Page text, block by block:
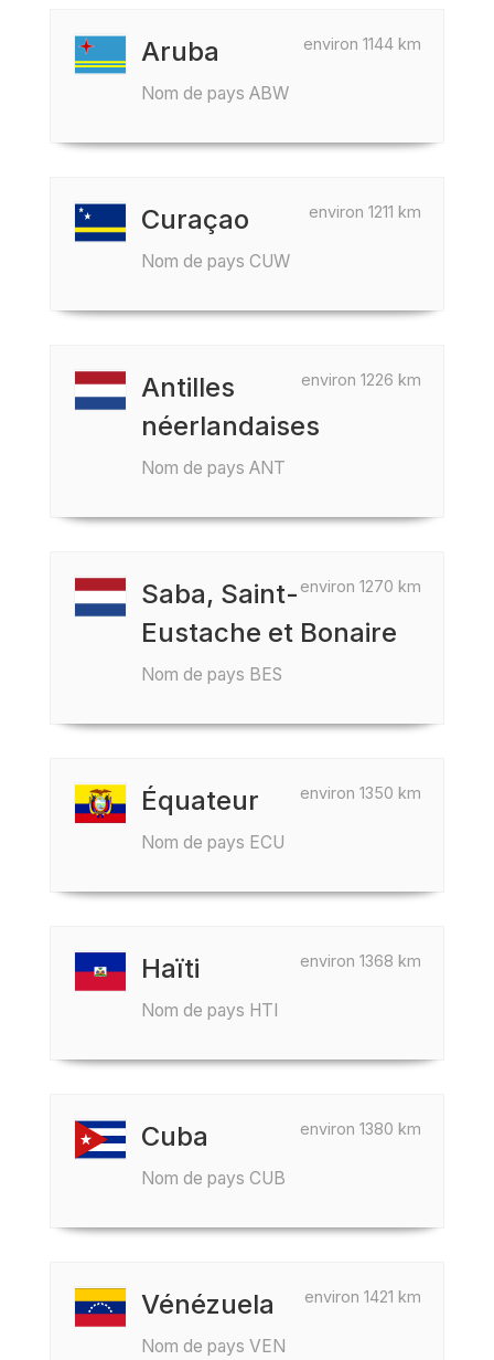
environ 1144 km
Aruba
Nom de pays ABW
environ 1211 km
Curaçao
Nom de pays CUW
environ 1226 km
Antilles
néerlandaises
Nom de pays ANT
environ 1270 km
Saba, Saint-
Eustache et Bonaire
Nom de pays BES
environ 1350 km
Équateur
Nom de pays ECU
environ 1368 km
Haïti
Nom de pays HTI
environ 1380 km
Cuba
Nom de pays CUB
environ 1421 km
Vénézuela
Nom de pays VEN